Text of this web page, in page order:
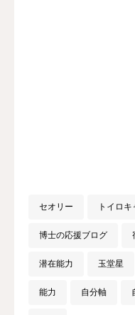
セオリー トイロキ
博士の応援ブログ
潜在能力 玉堂星
能力 自分軸